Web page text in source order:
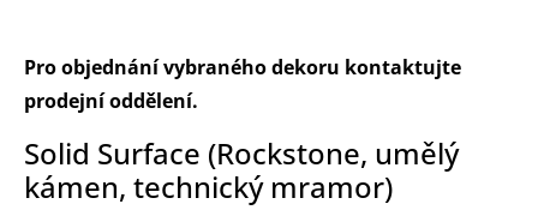
Pro objednání vybraného dekoru kontaktujte
prodejní oddělení.
Solid Surface (Rockstone, umělý
kámen, technický mramor)